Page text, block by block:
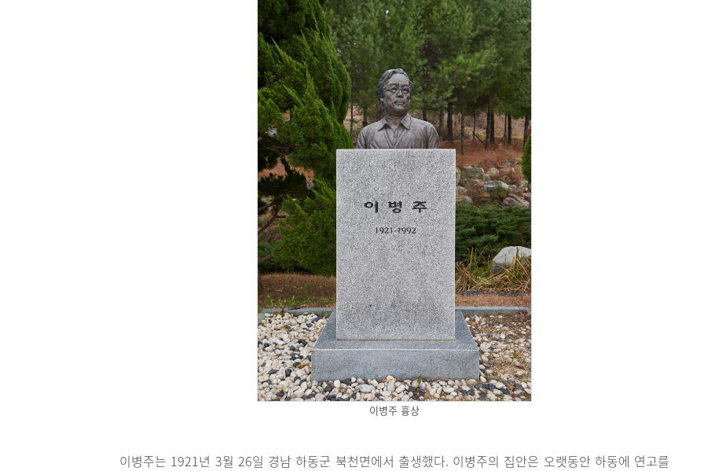
이병주 흉상
이병주는 1921년 3월 26일 경남 하동군 북천면에서 출생했다. 이병주의 집안은 오랫동안 하동에 연고를